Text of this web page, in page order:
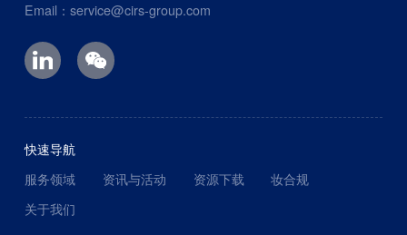
Email：service@cirs-group.com
快速导航
服务领域
资讯与活动 资源下载
妆合规
关于我们